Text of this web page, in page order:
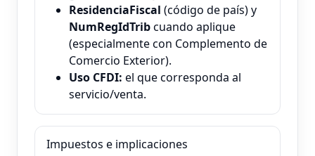
ResidenciaFiscal (código de país) y
NumRegIdTribcuando aplique
(especialmente con Complemento de
Comercio Exterior).
Uso CFDI: el que corresponda al
servicio/venta.
Impuestos e implicaciones